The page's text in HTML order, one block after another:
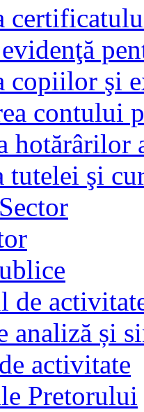
copiilor şi
contului
hotărârilor
tutelei şi
de
analiză și
activitate
Pretorului